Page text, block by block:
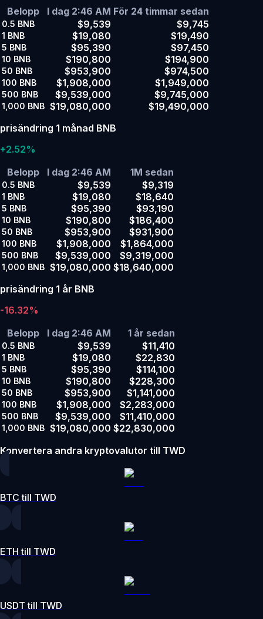
Belopp
I dag 2:46 AM För 24 timmar sedan
0.5 BNB $9,539 $9,745
1 BNB $19,080 $19,490
5 BNB $95,390 $97,450
10 BNB $190,800 $194,900
50 BNB $953,900 $974,500
100 BNB $1,908,000 $1,949,000
500 BNB $9,539,000 $9,745,000
1,000 BNB $19,080,000
$19,490,000
prisändring 1 månad BNB
+2.52%
Belopp
I dag 2:46 AM 1M sedan
0.5 BNB $9,539 $9,319
1 BNB $19,080 $18,640
5 BNB $95,390 $93,190
10 BNB $190,800 $186,400
50 BNB $953,900 $931,900
100 BNB $1,908,000 $1,864,000
500 BNB $9,539,000 $9,319,000
1,000 BNB $19,080,000 $18,640,000
prisändring 1 år BNB
-16.32%
Belopp
I dag 2:46 AM 1 år sedan
0.5 BNB $9,539 $11,410
1 BNB $19,080 $22,830
5 BNB $95,390 $114,100
10 BNB $190,800 $228,300
50 BNB $953,900 $1,141,000
100 BNB $1,908,000 $2,283,000
500 BNB $9,539,000 $11,410,000
1,000 BNB $19,080,000 $22,830,000
Konvertera andra kryptovalutor till TWD
BTC till TWD
ETH till TWD
USDT till TWD